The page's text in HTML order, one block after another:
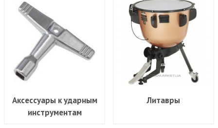
Аксессуары к ударным
инструментам
Литавры